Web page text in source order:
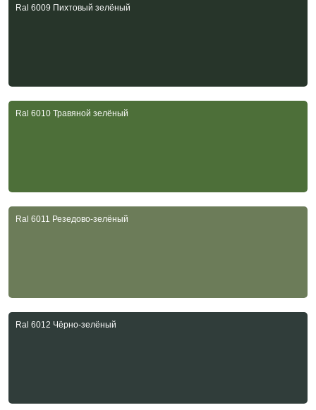
Ral 6009 Пихтовый зелёный
Ral 6010 Травяной зелёный
Ral 6011 Резедово-зелёный
Ral 6012 Чёрно-зелёный